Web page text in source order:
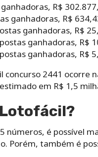
R$
ganhadoras, R$
ganhadoras, R$
ganhadoras, R$
ganhadoras, R$
concurso 2441 ocorre
em R$ 1,5
‌números,‌ ‌é‌ ‌possível‌
Porém,‌ ‌também‌ ‌é‌